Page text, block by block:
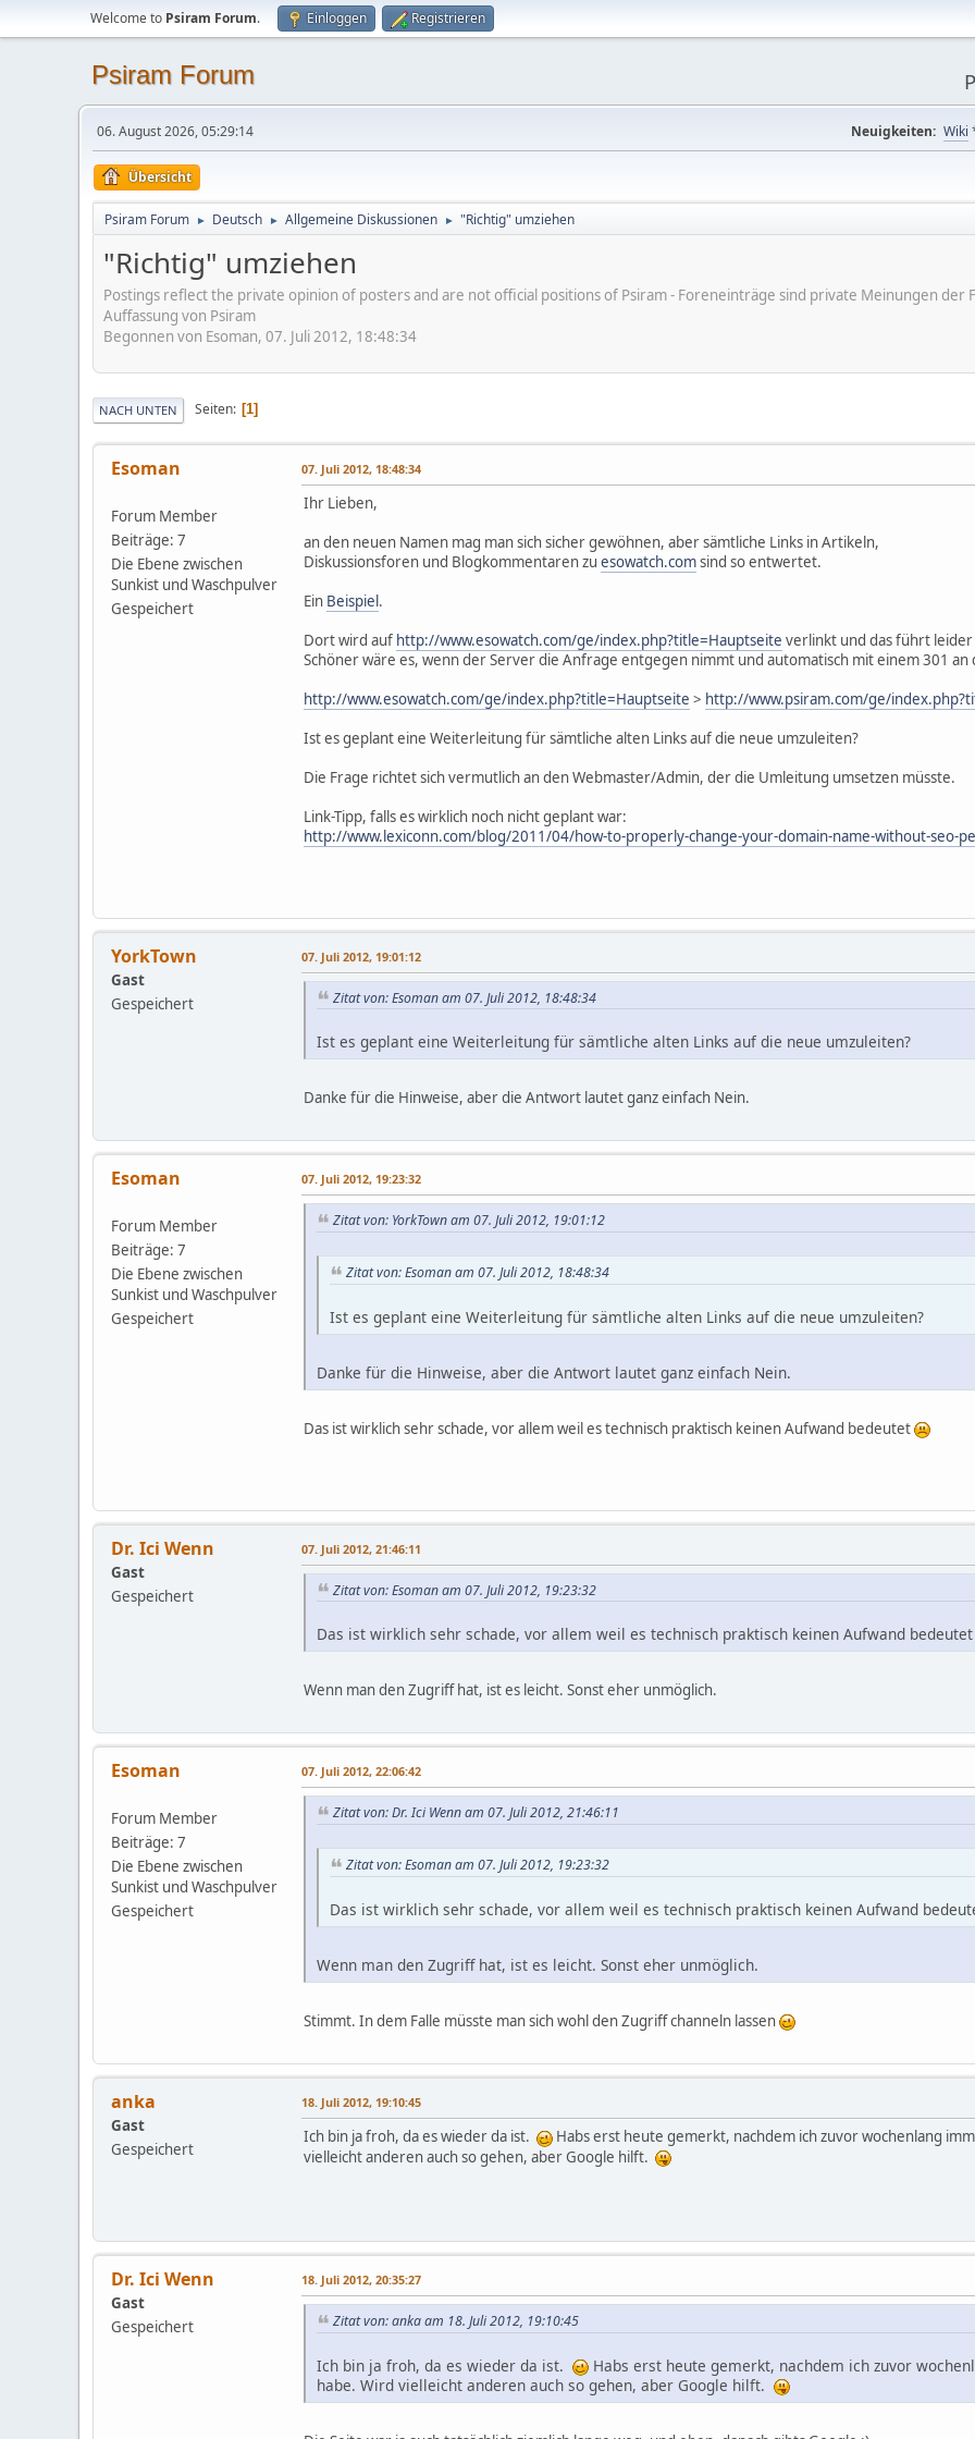
Welcome to Psiram Forum. Einloggen Registrieren
Psiram Forum
06. August 2026, 05:29:14 Neuigkeiten: Wiki
Übersicht
Psiram Forum ► Deutsch ► Allgemeine Diskussionen ► "Richtig" umziehen
"Richtig" umziehen
Postings reflect the private opinion of posters and are not official positions of Psiram - Foreneinträge sind private Meinungen
Auffassung von Psiram
Begonnen von Esoman, 07. Juli 2012, 18:48:34
NACH UNTEN Seiten 1
Esoman
Forum Member
Beiträge: 7
Die Ebene zwischen
Sunkist und Waschpulver
Gespeichert
07. Juli 2012, 18:48:34
Ihr Lieben,
an den neuen Namen mag man sich sicher gewöhnen, aber sämtliche Links in Artikeln,
Diskussionsforen und Blogkommentaren zu esowatch.comsind so entwertet.
Ein Beispiel.
Dort wird auf http://www.esowatch.com/ge/index.php?title=Hauptseite verlinkt und das führt leider
Schöner wäre es, wenn der Server die Anfrage entgegen nimmt und automatisch mit einem 301
http://www.esowatch.com/ge/index.php?title=Hauptseite > http://www.psiram.com/ge/
Ist es geplant eine Weiterleitung für sämtliche alten Links auf die neue umzuleiten?
Die Frage richtet sich vermutlich an den Webmaster/Admin, der die Umleitung umsetzen müsste.
Link-Tipp, falls es wirklich noch nicht geplant war:
http://www.lexiconn.com/blog/2011/04/how-to-properly-change-your-domain-name-without-seo-
YorkTown
Gast
Gespeichert
07. Juli 2012, 19:01:12
Zitat von: Esoman am 07. Juli 2012, 18:48:34
Ist es geplant eine Weiterleitung für sämtliche alten Links auf die neue umzuleiten?
Danke für die Hinweise, aber die Antwort lautet ganz einfach Nein.
Esoman
Forum Member
Beiträge: 7
Die Ebene zwischen
Sunkist und Waschpulver
Gespeichert
07. Juli 2012, 19:23:32
Zitat von: YorkTown am 07. Juli 2012, 19:01:12
Zitat von: Esoman am 07. Juli 2012, 18:48:34
Ist es geplant eine Weiterleitung für sämtliche alten Links auf die neue umzuleiten?
Danke für die Hinweise, aber die Antwort lautet ganz einfach Nein.
Das ist wirklich sehr schade, vor allem weil es technisch praktisch keinen Aufwand bedeutet
Dr. Ici Wenn
Gast
Gespeichert
07. Juli 2012, 21:46:11
Zitat von: Esoman am 07. Juli 2012, 19:23:32
Das ist wirklich sehr schade, vor allem weil es technisch praktisch keinen Aufwand
Wenn man den Zugriff hat, ist es leicht. Sonst eher unmöglich.
Esoman
Forum Member
Beiträge: 7
Die Ebene zwischen
Sunkist und Waschpulver
Gespeichert
07. Juli 2012, 22:06:42
Zitat von: Dr. Ici Wenn am 07. Juli 2012, 21:46:11
Zitat von: Esoman am 07. Juli 2012, 19:23:32
Das ist wirklich sehr schade, vor allem weil es technisch praktisch keinen Aufwand
Wenn man den Zugriff hat, ist es leicht. Sonst eher unmöglich.
Stimmt. In dem Falle müsste man sich wohl den Zugriff channeln lassen
anka
Gast
Gespeichert
18. Juli 2012, 19:10:45
Ich bin ja froh, da es wieder da ist.
Habs erst heute gemerkt, nachdem ich zuvor wochenlang
vielleicht anderen auch so gehen, aber Google hilft.
Dr. Ici Wenn
Gast
Gespeichert
18. Juli 2012, 20:35:27
Zitat von: anka am 18. Juli 2012, 19:10:45
Ich bin ja froh, da es wieder da ist.
Habs erst heute gemerkt, nachdem ich zuvor
habe. Wird vielleicht anderen auch so gehen, aber Google hilft.